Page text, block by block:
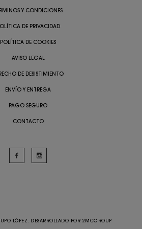
Y CONDICIONES
DE PRIVACIDAD
POLÍTICA DE COOKIES
AVISO LEGAL
DE DESISTIMIENTO
ENVÍO Y ENTREGA
PAGO SEGURO
CONTACTO
LÓPEZ. DESARROLLADO POR 2MCGROUP